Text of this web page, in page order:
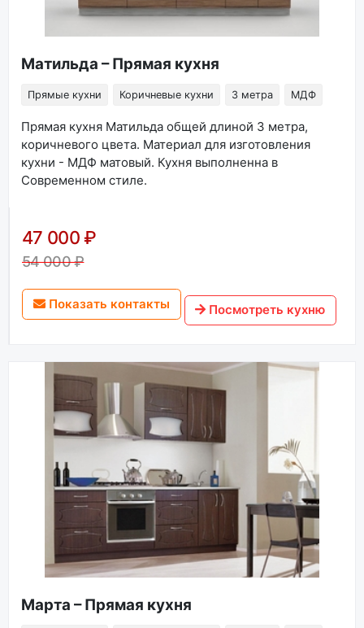
Матильда – Прямая кухня
Прямые кухни Коричневые кухни 3 метра МДФ
Прямая кухня Матильда общей длиной 3 метра,
коричневого цвета. Материал для изготовления
кухни - МДФ матовый. Кухня выполненна в
Современном стиле.
47 000 ₽
54 000 ₽
Показать контакты Посмотреть кухню
Марта – Прямая кухня